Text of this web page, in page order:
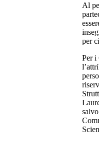
Al
per
Per i